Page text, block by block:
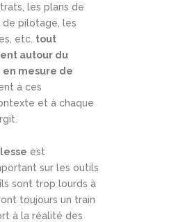
les plans de
pilotage, les
etc. tout
autour du
mesure de
à ces
et à chaque
est
sur les outils
sont trop lourds à
toujours un train
à la réalité des